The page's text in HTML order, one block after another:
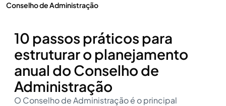
Conselho de Administração
10 passos práticos para
estruturar o planejamento
anual do Conselho de
Administração
O Conselho de Administração é o principal